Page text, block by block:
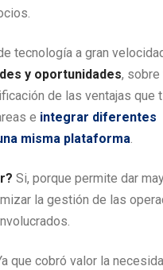
tecnología a gran
y oportunidades, sobre
de las ventajas que
e integrar diferentes
misma plataforma
Si, porque permite dar
la gestión de las
que cobró valor la